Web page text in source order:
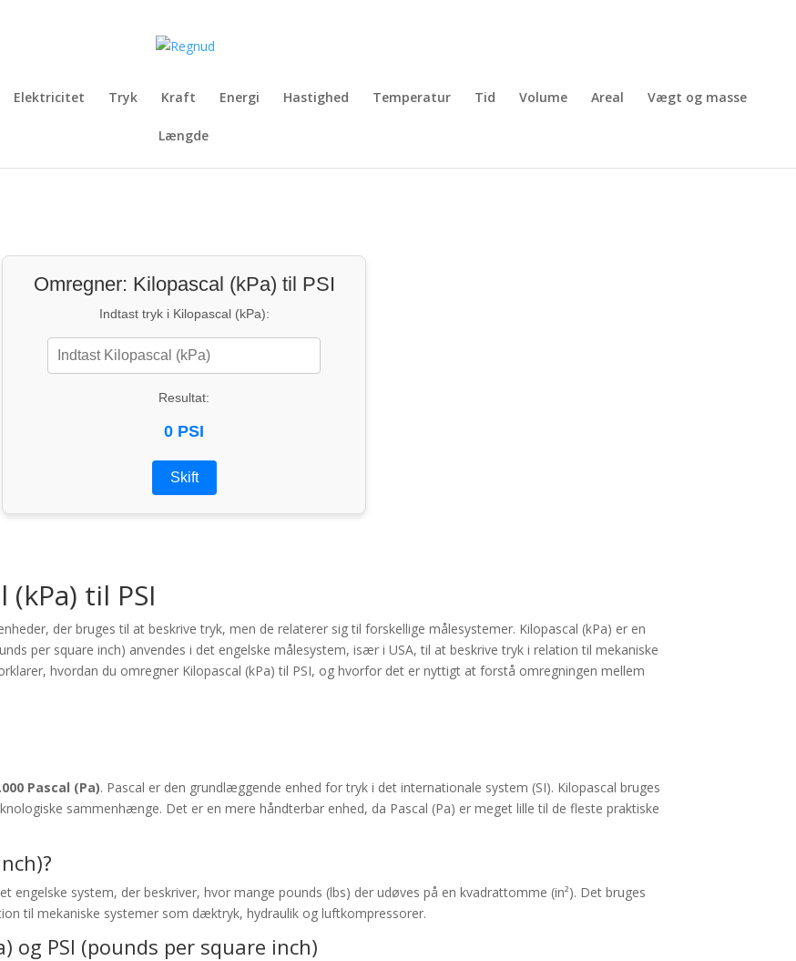
Elektricitet Tryk Kraft Energi Hastighed Temperatur Tid Volume Areal Vægt og masse
Længde
Omregner: Kilopascal (kPa) til PSI
Indtast tryk i Kilopascal (kPa):
Resultat:
0 PSI
Skift
til PSI
der bruges til at beskrive tryk, men de relaterer sig til forskellige målesystemer. Kilopascal (kPa) er en
per square inch) anvendes i det engelske målesystem, især i USA, til at beskrive tryk i relation til mekaniske
hvordan du omregner Kilopascal (kPa) til PSI, og hvorfor det er nyttigt at forstå omregningen mellem
Pascal (Pa). Pascal er den grundlæggende enhed for tryk i det internationale system (SI). Kilopascal bruges
sammenhænge. Det er en mere håndterbar enhed, da Pascal (Pa) er meget lille til de fleste praktiske
engelske system, der beskriver, hvor mange pounds (lbs) der udøves på en kvadrattomme (in²). Det bruges
til mekaniske systemer som dæktryk, hydraulik og luftkompressorer.
og PSI (pounds per square inch)